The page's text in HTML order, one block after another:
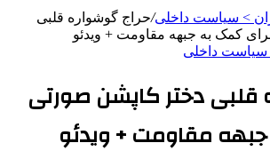
> سیاست داخلی/حراج گوشواره قلبی
کمک به جبهه مقاومت + ویدئو
سیاست داخلی
قلبی دختر کاپشن صورتی
مقاومت + ویدئو